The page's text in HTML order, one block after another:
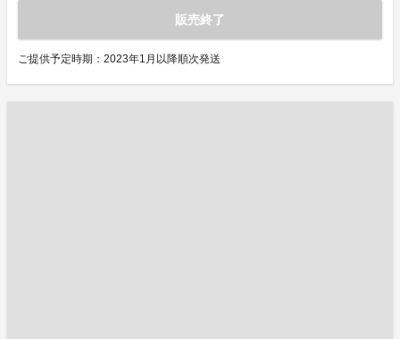
販売終了
ご提供予定時期：2023年1月以降順次発送